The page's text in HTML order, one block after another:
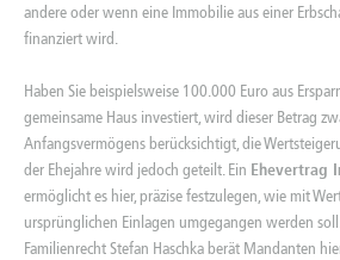
andere oder wenn eine Immobilie aus einer
finanziert wird.
Haben Sie beispielsweise 100.000 Euro aus
gemeinsame Haus investiert, wird dieser Betrag
Anfangsvermögens berücksichtigt, die
der Ehejahre wird jedoch geteilt. Ein Ehevertrag
ermöglicht es hier, präzise festzulegen, wie mit
ursprünglichen Einlagen umgegangen werden
Familienrecht Stefan Haschka berät Mandanten